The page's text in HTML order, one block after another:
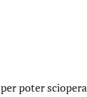
poter